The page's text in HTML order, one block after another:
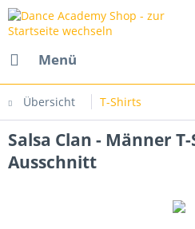
Menü
Übersicht T-Shirts
Salsa Clan - Männer
Ausschnitt